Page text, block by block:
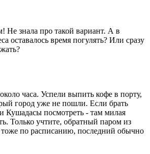
Не знала про такой вариант. А в
оставалось время погулять? Или сразу
часа. Успели выпить кофе в порту,
город уже не пошли. Если брать
Кушадасы посмотреть - там милая
Только учтите, обратный паром из
по расписанию, последний обычно